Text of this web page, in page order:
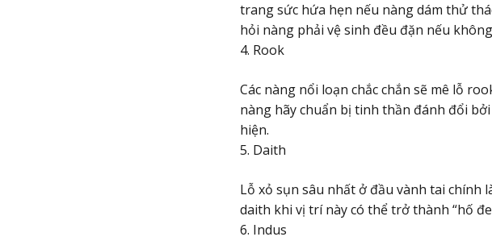
trang sức hứa hẹn nếu nàng dám thử
hỏi nàng phải vệ sinh đều đặn nếu
4. Rook
Các nàng nổi loạn chắc chắn sẽ mê lỗ
nàng hãy chuẩn bị tinh thần đánh đổi
hiện.
5. Daith
Lỗ xỏ sụn sâu nhất ở đầu vành tai chính
daith khi vị trí này có thể trở thành “hố
6. Indus